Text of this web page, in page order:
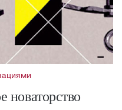
новаторство